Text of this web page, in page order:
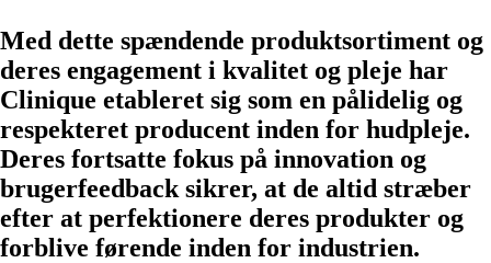
Med dette spændende produktsortiment og
deres engagement i kvalitet og pleje har
Clinique etableret sig som en pålidelig og
respekteret producent inden for hudpleje.
Deres fortsatte fokus på innovation og
brugerfeedback sikrer, at de altid stræber
efter at perfektionere deres produkter og
forblive førende inden for industrien.